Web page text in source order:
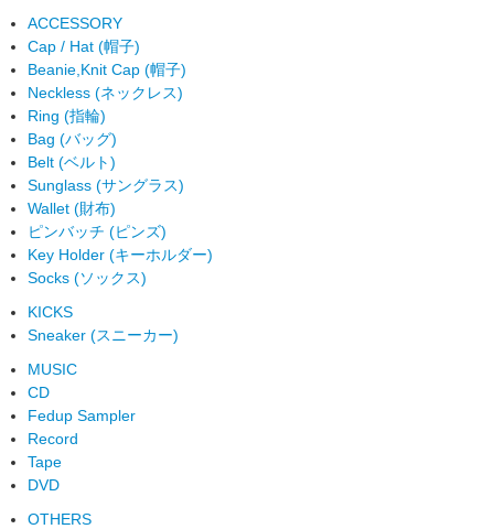
ACCESSORY
Cap / Hat (帽子)
Beanie,Knit Cap (帽子)
Neckless (ネックレス)
Ring (指輪)
Bag (バッグ)
Belt (ベルト)
Sunglass (サングラス)
Wallet (財布)
ピンバッチ (ピンズ)
Key Holder (キーホルダー)
Socks (ソックス)
KICKS
Sneaker (スニーカー)
MUSIC
CD
Fedup Sampler
Record
Tape
DVD
OTHERS